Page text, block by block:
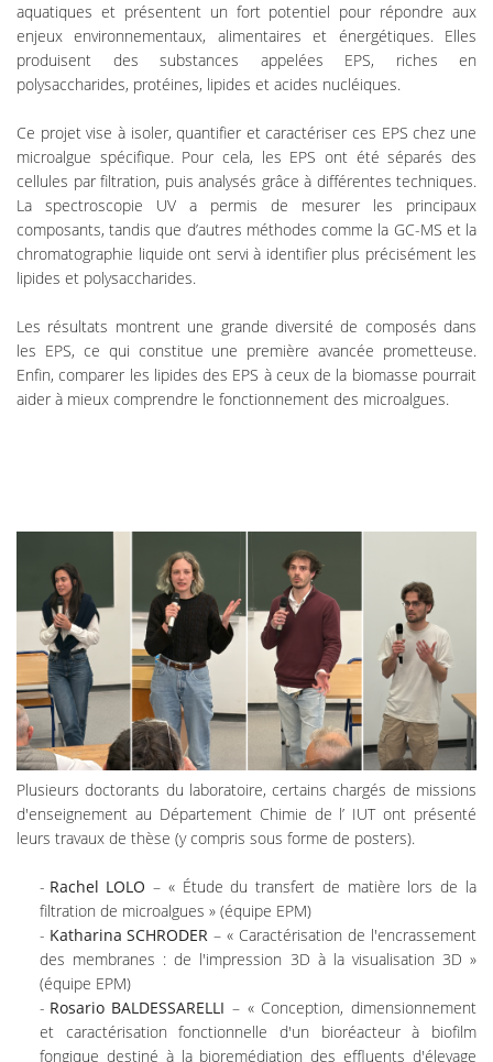
aquatiques et présentent un fort potentiel pour répondre aux
enjeux environnementaux, alimentaires et énergétiques. Elles
produisent des substances appelées EPS, riches en
polysaccharides, protéines, lipides et acides nucléiques.
Ce projet vise à isoler, quantifier et caractériser ces EPS chez une
microalgue spécifique. Pour cela, les EPS ont été séparés des
cellules par filtration, puis analysés grâce à différentes techniques.
La spectroscopie UV a permis de mesurer les principaux
composants, tandis que d’autres méthodes comme la GC-MS et la
chromatographie liquide ont servi à identifier plus précisément les
lipides et polysaccharides.
Les résultats montrent une grande diversité de composés dans
les EPS, ce qui constitue une première avancée prometteuse.
Enfin, comparer les lipides des EPS à ceux de la biomasse pourrait
aider à mieux comprendre le fonctionnement des microalgues.
Plusieurs doctorants du laboratoire, certains chargés de missions
d'enseignement au Département Chimie de l’ IUT ont présenté
leurs travaux de thèse (y compris sous forme de posters).
Rachel LOLO – « Étude du transfert de matière lors de la
filtration de microalgues » (équipe EPM)
Katharina SCHRODER – « Caractérisation de l'encrassement
des membranes : de l'impression 3D à la visualisation 3D »
(équipe EPM)
Rosario BALDESSARELLI – « Conception, dimensionnement
et caractérisation fonctionnelle d'un bioréacteur à biofilm
fongique destiné à la bioremédiation des effluents d'élevage